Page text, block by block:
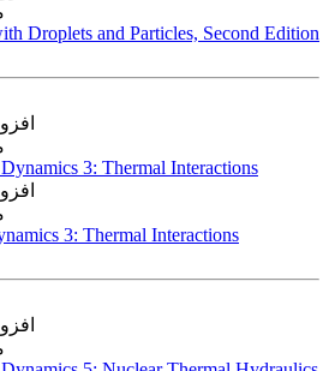
Droplets and Particles, Second Edition
3: Thermal Interactions